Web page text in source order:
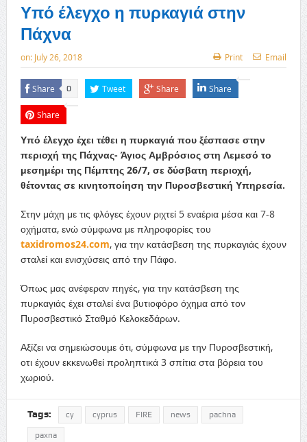
Υπό έλεγχο η πυρκαγιά στην
Πάχνα
on: July 26, 2018 Print Email
Share 0 Tweet Share Share
Share
Υπό έλεγχο έχει τέθει η πυρκαγιά που ξέσπασε στην
περιοχή της Πάχνας- Άγιος Αμβρόσιος στη Λεμεσό το
μεσημέρι της Πέμπτης 26/7, σε δύσβατη περιοχή,
θέτοντας σε κινητοποίηση την Πυροσβεστική Υπηρεσία.
Στην μάχη με τις φλόγες έχουν ριχτεί 5 εναέρια μέσα και 7-8
οχήματα, ενώ σύμφωνα με πληροφορίες του
taxidromos24.com, για την κατάσβεση της πυρκαγιάς έχουν
σταλεί και ενισχύσεις από την Πάφο.
Όπως μας ανέφεραν πηγές, για την κατάσβεση της
πυρκαγιάς έχει σταλεί ένα βυτιοφόρο όχημα από τον
Πυροσβεστικό Σταθμό Κελοκεδάρων.
Αξίζει να σημειώσουμε ότι, σύμφωνα με την Πυροσβεστική,
οτι έχουν εκκενωθεί προληπτικά 3 σπίτια στα βόρεια του
χωριού.
Tags: cy cyprus FIRE news pachna
paxna